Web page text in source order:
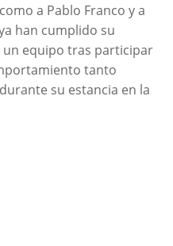
a Pablo Franco y a
han cumplido su
equipo tras participar
tanto
su estancia en la